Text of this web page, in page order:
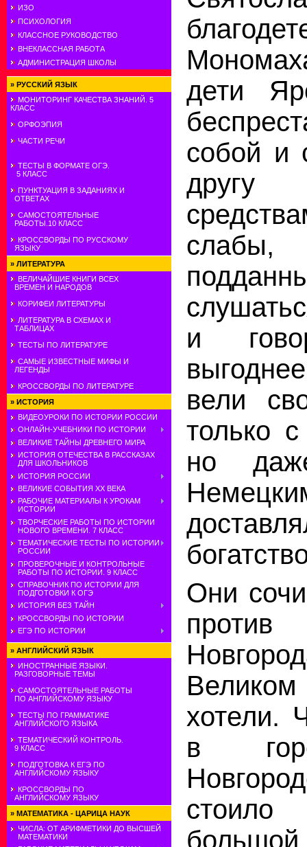
ИЗО
ПСИХОЛОГИЯ
КЛАССНОЕ РУКОВОДСТВО
ВНЕКЛАССНАЯ РАБОТА
АДМИНИСТРАЦИЯ ШКОЛЫ
» РУССКИЙ ЯЗЫК
МОНИТОРИНГ КАЧЕСТВА ЗНАНИЙ. 5
КЛАСС
ОРФОЭПИЯ
ЧАСТИ РЕЧИ
ТЕСТЫ В ФОРМАТЕ ОГЭ.
5 КЛАСС
ПУНКТУАЦИЯ В ЗАДАНИЯХ И
ОТВЕТАХ
САМОСТОЯТЕЛЬНЫЕ
РАБОТЫ.10 КЛАСС
КРОССВОРДЫ ПО РУССКОМУ
ЯЗЫКУ
» ЛИТЕРАТУРА
ВЕЛИЧАЙШИЕ КНИГИ ВСЕХ
ВРЕМЕН И НАРОДОВ
КОРИФЕИ ЛИТЕРАТУРЫ
ЛИТЕРАТУРА В СХЕМАХ И
ТАБЛИЦАХ
ТЕСТЫ ПО ЛИТЕРАТУРЕ
САМЫЕ ИЗВЕСТНЫЕ МИФЫ И
ЛЕГЕНДЫ
КРОССВОРДЫ ПО ЛИТЕРАТУРЕ
» ИСТОРИЯ
ВИДЕОУРОКИ ПО ИСТОРИИ РОССИИ
ОНЛАЙН-УЧЕБНИКИ ПО ИСТОРИИ
ВЕЛИКИЕ ТАЙНЫ ДРЕВНЕГО МИРА
ИСТОРИЯ ОТЕЧЕСТВА В РАССКАЗАХ
ДЛЯ ШКОЛЬНИКОВ
ИСТОРИЯ РОССИИ
ВЕЛИКИЕ СОБЫТИЯ ХХ ВЕКА
РАБОЧИЕ МАТЕРИАЛЫ К УРОКАМ
ИСТОРИИ
ТВОРЧЕСКИЕ РАБОТЫ ПО ИСТОРИИ
НОВОГО ВРЕМЕНИ. 7 КЛАСС
ТЕМАТИЧЕСКИЕ ТЕСТЫ ПО ИСТОРИИ
РОССИИ
ПРОВЕРОЧНЫЕ И КОНТРОЛЬНЫЕ
РАБОТЫ ПО ИСТОРИИ. 9 КЛАСС
СПРАВОЧНИК ПО ИСТОРИИ ДЛЯ
ПОДГОТОВКИ К ОГЭ
ИСТОРИЯ БЕЗ ТАЙН
КРОССВОРДЫ ПО ИСТОРИИ
ЕГЭ ПО ИСТОРИИ
» АНГЛИЙСКИЙ ЯЗЫК
ИНОСТРАННЫЕ ЯЗЫКИ.
РАЗГОВОРНЫЕ ТЕМЫ
САМОСТОЯТЕЛЬНЫЕ РАБОТЫ
ПО АНГЛИЙСКОМУ ЯЗЫКУ
ТЕСТЫ ПО ГРАММАТИКЕ
АНГЛИЙСКОГО ЯЗЫКА
ТЕМАТИЧЕСКИЙ КОНТРОЛЬ.
9 КЛАСС
ПОДГОТОВКА К ЕГЭ ПО
АНГЛИЙСКОМУ ЯЗЫКУ
КРОССВОРДЫ ПО
АНГЛИЙСКОМУ ЯЗЫКУ
» МАТЕМАТИКА - ЦАРИЦА НАУК
ЧИСЛА: ОТ АРИФМЕТИКИ ДО ВЫСШЕЙ
МАТЕМАТИКИ
дети
собой и
другу
и
вели
только
но
Они
хотели.
в
большой